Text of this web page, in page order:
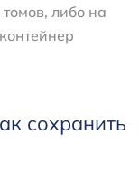
либо на
сохранить